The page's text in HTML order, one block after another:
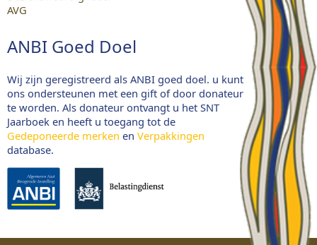
AVG
ANBI Goed Doel
Wij zijn geregistreerd als ANBI goed doel. u kunt
ons ondersteunen met een gift of door donateur
te worden. Als donateur ontvangt u het SNT
Jaarboek en heeft u toegang tot de
Gedeponeerde merken en Verpakkingen
database.